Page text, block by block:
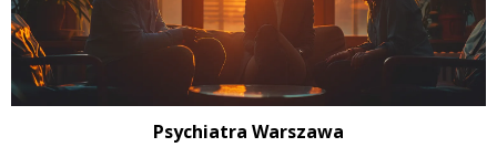
Psychiatra Warszawa